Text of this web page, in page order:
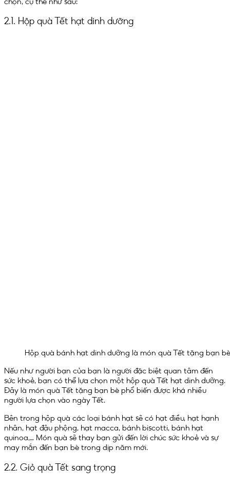
2.1. Hộp quà Tết hạt dinh dưỡng
Hộp quà bánh hạt dinh dưỡng là món quà Tết tặng bạn
Nếu như người bạn của bạn là người đặc biệt quan tâm đến
sức khoẻ, bạn có thể lựa chọn một hộp quà Tết hạt dinh dưỡng.
Đây là món quà Tết tặng bạn bè phổ biến được khá nhiều
người lựa chọn vào ngày Tết.
Bên trong hộp quà các loại bánh hạt sẽ có hạt điều, hạt hạnh
nhân, hạt đậu phộng, hạt macca, bánh biscotti, bánh hạt
quinoa,… Món quà sẽ thay bạn gửi đến lời chúc sức khoẻ và sự
may mắn đến bạn bè trong dịp năm mới.
2.2. Giỏ quà Tết sang trọng